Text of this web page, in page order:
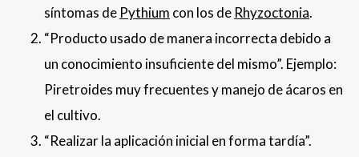
síntomas de Pythium con los de Rhyzoctonia.
“Producto usado de manera incorrecta debido a
un conocimiento insuficiente del mismo”. Ejemplo:
Piretroides muy frecuentes y manejo de ácaros en
el cultivo.
“Realizar la aplicación inicial en forma tardía”.